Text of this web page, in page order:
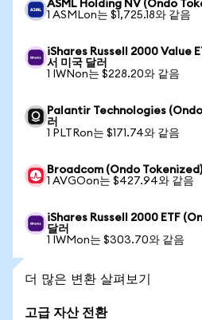
ASML Holding NV (Ondo
1 ASMLon는 $1,725.18와 같음
iShares Russell 2000 Value
서 미국 달러
1 IWNon는 $228.20와 같음
Palantir Technologies
러
1 PLTRon는 $171.74와 같음
Broadcom (Ondo Tokenized)
1 AVGOon는 $427.94와 같음
iShares Russell 2000 ETF
달러
1 IWMon는 $303.70와 같음
더 많은 변환 살펴보기
고급 자산 전환